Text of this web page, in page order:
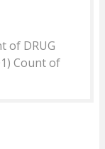
of DRUG
Count of